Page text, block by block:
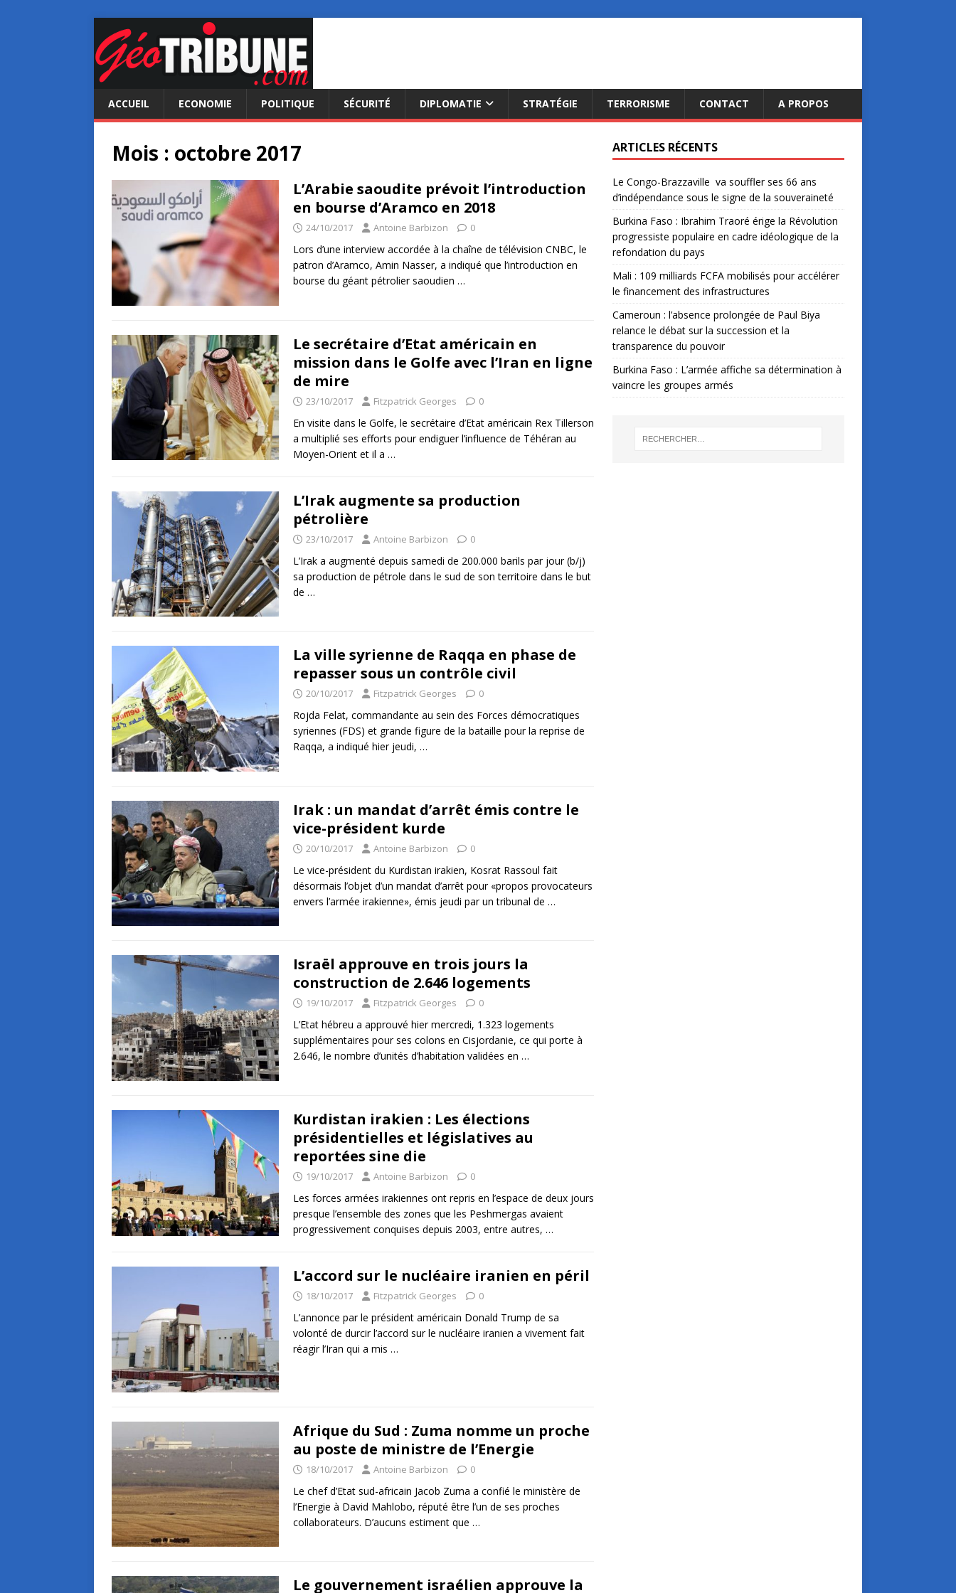
ACCUEIL ECONOMIE POLITIQUE SÉCURITÉ DIPLOMATIE STRATÉGIE TERRORISME CONTACT A PROPOS
Mois : octobre 2017
L’Arabie saoudite prévoit l’introduction
en bourse d’Aramco en 2018
24/10/2017 Antoine Barbizon 0
Lors d’une interview accordée à la chaîne de télévision CNBC, le
patron d’Aramco, Amin Nasser, a indiqué que l’introduction en
bourse du géant pétrolier saoudien …
Le secrétaire d’Etat américain en
mission dans le Golfe avec l’Iran en ligne
de mire
23/10/2017 Fitzpatrick Georges 0
En visite dans le Golfe, le secrétaire d’Etat américain Rex Tillerson
a multiplié ses efforts pour endiguer l’influence de Téhéran au
Moyen-Orient et il a …
L’Irak augmente sa production
pétrolière
23/10/2017 Antoine Barbizon 0
L’Irak a augmenté depuis samedi de 200.000 barils par jour (b/j)
sa production de pétrole dans le sud de son territoire dans le but
de …
La ville syrienne de Raqqa en phase de
repasser sous un contrôle civil
20/10/2017 Fitzpatrick Georges 0
Rojda Felat, commandante au sein des Forces démocratiques
syriennes (FDS) et grande figure de la bataille pour la reprise de
Raqqa, a indiqué hier jeudi, …
Irak : un mandat d’arrêt émis contre le
vice-président kurde
20/10/2017 Antoine Barbizon 0
Le vice-président du Kurdistan irakien, Kosrat Rassoul fait
désormais l’objet d’un mandat d’arrêt pour «propos provocateurs
envers l’armée irakienne», émis jeudi par un tribunal de …
Israël approuve en trois jours la
construction de 2.646 logements
19/10/2017 Fitzpatrick Georges 0
L’Etat hébreu a approuvé hier mercredi, 1.323 logements
supplémentaires pour ses colons en Cisjordanie, ce qui porte à
2.646, le nombre d’unités d’habitation validées en …
Kurdistan irakien : Les élections
présidentielles et législatives au
reportées sine die
19/10/2017 Antoine Barbizon 0
Les forces armées irakiennes ont repris en l’espace de deux jours
presque l’ensemble des zones que les Peshmergas avaient
progressivement conquises depuis 2003, entre autres, …
L’accord sur le nucléaire iranien en péril
18/10/2017 Fitzpatrick Georges 0
L’annonce par le président américain Donald Trump de sa
volonté de durcir l’accord sur le nucléaire iranien a vivement fait
réagir l’Iran qui a mis …
Afrique du Sud : Zuma nomme un proche
au poste de ministre de l’Energie
18/10/2017 Antoine Barbizon 0
Le chef d’Etat sud-africain Jacob Zuma a confié le ministère de
l’Energie à David Mahlobo, réputé être l’un de ses proches
collaborateurs. D’aucuns estiment que …
Le gouvernement israélien approuve la
ARTICLES RÉCENTS
Le Congo-Brazzaville va souffler ses 66 ans
d’indépendance sous le signe de la souveraineté
Burkina Faso : Ibrahim Traoré érige la Révolution
progressiste populaire en cadre idéologique de la
refondation du pays
Mali : 109 milliards FCFA mobilisés pour accélérer
le financement des infrastructures
Cameroun : l’absence prolongée de Paul Biya
relance le débat sur la succession et la
transparence du pouvoir
Burkina Faso : L’armée affiche sa détermination à
vaincre les groupes armés